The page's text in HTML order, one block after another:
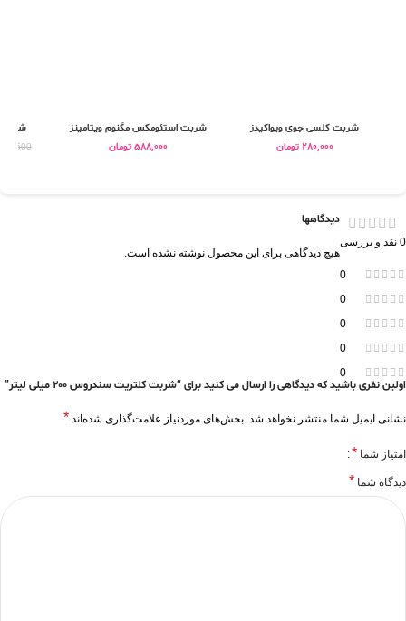
شربت کلسی جوی ویواکیدز
280,000 تومان
شربت استئومکس مگنوم ویتامینز
588,000 تومان
شربت
0 نقد و بررسی
0
0
0
0
0
دیدگاهها
هیچ دیدگاهی برای این محصول نوشته نشده است.
اولین نفری باشید که دیدگاهی را ارسال می کنید برای “شربت کلتریت سندروس 200 میلی لیتر”
نشانی ایمیل شما منتشر نخواهد شد. بخش‌های موردنیاز علامت‌گذاری شده‌اند *
امتیاز شما *
دیدگاه شما *